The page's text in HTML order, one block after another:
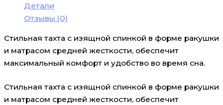
Детали
Отзывы (0)
Стильная тахта с изящной спинкой в форме ракушки
и матрасом средней жесткости, обеспечит
максимальный комфорт и удобство во время сна.
Стильная тахта с изящной спинкой в форме ракушки
и матрасом средней жесткости, обеспечит